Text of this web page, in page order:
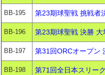
BB-195 第23期球聖戦 挑戦者
BB-196 第23期球聖戦 決勝
BB-197 第31回ORCオープン
BB-198 第71回全日本スリー